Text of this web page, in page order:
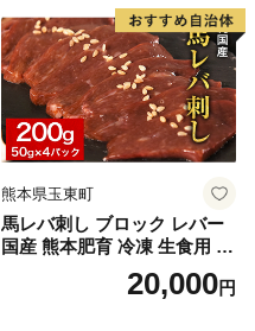
ロ 馬ひも レバー ハツ 国産
熊本肥育 冷凍 生食用 肉 絶品
牛肉よりヘルシー 馬肉 熊本
県玉東町 送料無料 馬ひも レ
バー ハツ 国産 熊本肥育 冷凍
生食用 肉 絶品 馬肉 熊本県玉
東町 送料無料
熊本県玉東町
馬レバ刺し ブロック レバー
国産 熊本肥育 冷凍 生食用 た
れ付き(10ml×2袋) 50g×4パッ
ク 馬レバ刺し ブロック レバ
20,000円